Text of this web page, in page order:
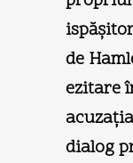
de
ezitare
dialog